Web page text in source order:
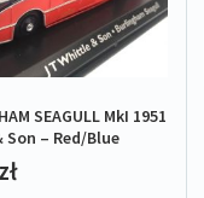
SEAGULL MkI 1951
– Red/Blue
zł